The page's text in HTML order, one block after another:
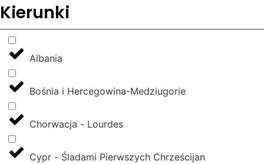
Kierunki
Albania
Bośnia i Hercegowina-Medziugorie
Chorwacja - Lourdes
Cypr - Śladami Pierwszych Chrześcijan